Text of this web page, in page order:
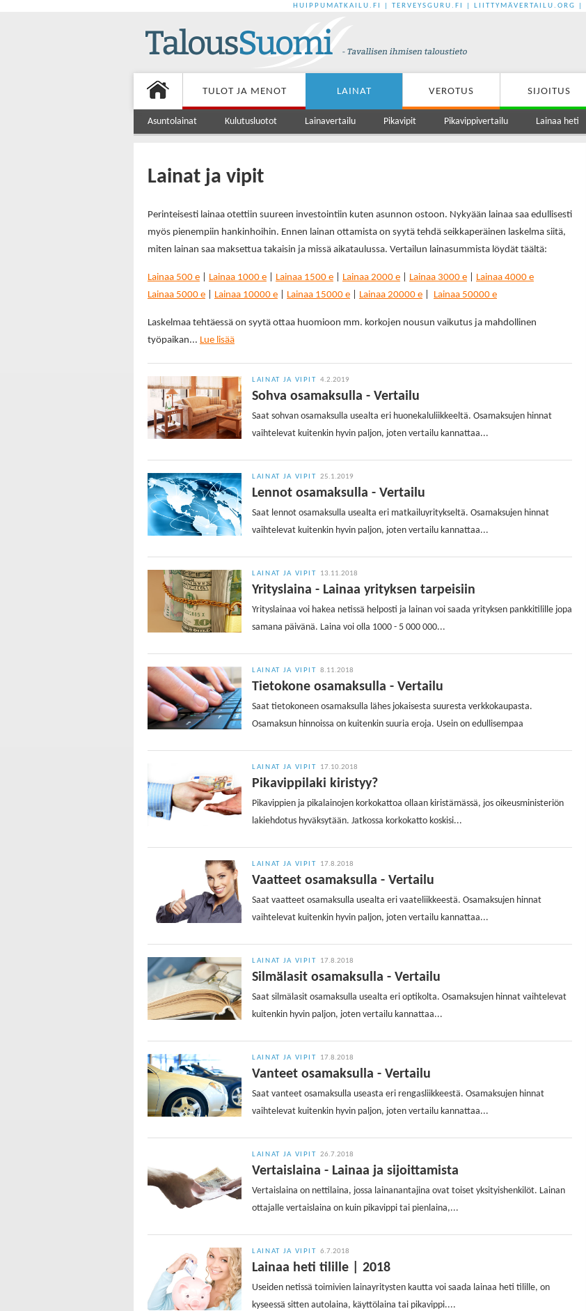
HUIPPUMATKAILU.FI TERVEYSGURU.FI LIITTYMÄVERTAILU.ORG
TULOT JA MENOT LAINAT VEROTUS SIJOITUS
Asuntolainat Kulutusluotot Lainavertailu Pikavipit Pikavippivertailu Lainaa heti
Lainat ja vipit
Perinteisesti lainaa otettiin suureen investointiin kuten asunnon ostoon. Nykyään lainaa saa edullisesti
myös pienempiin hankinhoihin. Ennen lainan ottamista on syytä tehdä seikkaperäinen laskelma siitä,
miten lainan saa maksettua takaisin ja missä aikataulussa. Vertailun lainasummista löydät täältä:
Lainaa 500 e Lainaa 1000 e Lainaa 1500 e Lainaa 2000 e Lainaa 3000 e
Lainaa 4000 e
Lainaa 5000 e
Lainaa 10000 e Lainaa 15000 e Lainaa 20000 e Lainaa 50000 e
Laskelmaa tehtäessä on syytä ottaa huomioon mm. korkojen nousun vaikutus ja mahdollinen
työpaikan... Lue lisää
LAINAT JA VIPIT 4.2.2019
Sohva osamaksulla - Vertailu
Saat sohvan osamaksulla usealta eri huonekaluliikkeeltä. Osamaksujen hinnat
vaihtelevat kuitenkin hyvin paljon, joten vertailu kannattaa...
LAINAT JA VIPIT 25.1.2019
Lennot osamaksulla - Vertailu
Saat lennot osamaksulla usealta eri matkailuyritykseltä. Osamaksujen hinnat
vaihtelevat kuitenkin hyvin paljon, joten vertailu kannattaa...
LAINAT JA VIPIT 13.11.2018
Yrityslaina - Lainaa yrityksen tarpeisiin
Yrityslainaa voi hakea netissä helposti ja lainan voi saada yrityksen pankkitilille jopa
samana päivänä. Laina voi olla 1000 - 5 000 000...
LAINAT JA VIPIT 8.11.2018
Tietokone osamaksulla - Vertailu
Saat tietokoneen osamaksulla lähes jokaisesta suuresta verkkokaupasta.
Osamaksun hinnoissa on kuitenkin suuria eroja. Usein on edullisempaa
LAINAT JA VIPIT 17.10.2018
Pikavippilaki kiristyy?
Pikavippien ja pikalainojen korkokattoa ollaan kiristämässä, jos oikeusministeriön
lakiehdotus hyväksytään. Jatkossa korkokatto koskisi...
LAINAT JA VIPIT 17.8.2018
Vaatteet osamaksulla - Vertailu
Saat vaatteet osamaksulla usealta eri vaateliikkeestä. Osamaksujen hinnat
vaihtelevat kuitenkin hyvin paljon, joten vertailu kannattaa...
LAINAT JA VIPIT 17.8.2018
Silmälasit osamaksulla - Vertailu
Saat silmälasit osamaksulla usealta eri optikolta. Osamaksujen hinnat vaihtelevat
kuitenkin hyvin paljon, joten vertailu kannattaa...
LAINAT JA VIPIT 17.8.2018
Vanteet osamaksulla - Vertailu
Saat vanteet osamaksulla useasta eri rengasliikkeestä. Osamaksujen hinnat
vaihtelevat kuitenkin hyvin paljon, joten vertailu kannattaa...
LAINAT JA VIPIT 26.7.2018
Vertaislaina - Lainaa ja sijoittamista
Vertaislaina on nettilaina, jossa lainanantajina ovat toiset yksityishenkilöt. Lainan
ottajalle vertaislaina on kuin pikavippi tai pienlaina,...
LAINAT JA VIPIT 6.7.2018
Lainaa heti tilille | 2018
Useiden netissä toimivien lainayritysten kautta voi saada lainaa heti tilille, on
kyseessä sitten autolaina, käyttölaina tai pikavippi....